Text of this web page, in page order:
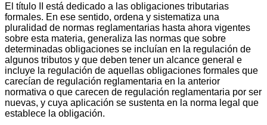
El título II está dedicado a las obligaciones tributarias
formales. En ese sentido, ordena y sistematiza una
pluralidad de normas reglamentarias hasta ahora vigentes
sobre esta materia, generaliza las normas que sobre
determinadas obligaciones se incluían en la regulación de
algunos tributos y que deben tener un alcance general e
incluye la regulación de aquellas obligaciones formales que
carecían de regulación reglamentaria en la anterior
normativa o que carecen de regulación reglamentaria por ser
nuevas, y cuya aplicación se sustenta en la norma legal que
establece la obligación.